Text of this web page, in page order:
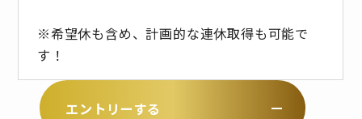
※希望休も含め、計画的な連休取得も可能で
す！
エントリーする